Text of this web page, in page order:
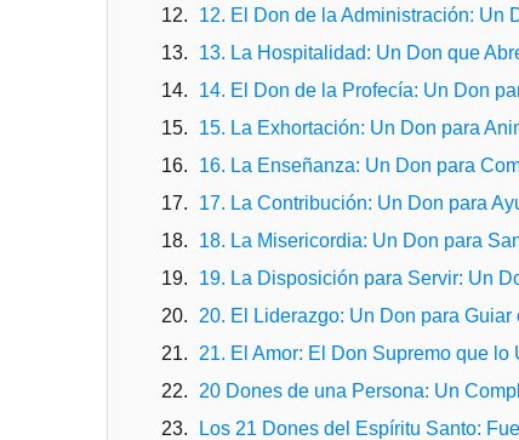
12. El Don de la Administración: Un
13. La Hospitalidad: Un Don que
14. El Don de la Profecía: Un Don
15. La Exhortación: Un Don para
16. La Enseñanza: Un Don para
17. La Contribución: Un Don para
18. La Misericordia: Un Don para
19. La Disposición para Servir: Un
20. El Liderazgo: Un Don para
21. El Amor: El Don Supremo que lo
20 Dones de una Persona: Un
Los 21 Dones del Espíritu Santo: